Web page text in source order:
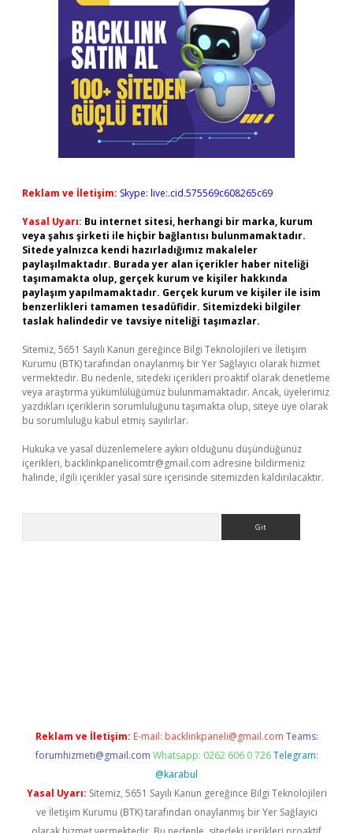
Reklam ve İletişim: Skype: live:.cid.575569c608265c69
Yasal Uyarı: Bu internet sitesi, herhangi bir marka, kurum
veya şahıs şirketi ile hiçbir bağlantısı bulunmamaktadır.
Sitede yalnızca kendi hazırladığımız makaleler
paylaşılmaktadır. Burada yer alan içerikler haber niteliği
taşımamakta olup, gerçek kurum ve kişiler hakkında
paylaşım yapılmamaktadır. Gerçek kurum ve kişiler ile isim
benzerlikleri tamamen tesadüfidir. Sitemizdeki bilgiler
taslak halindedir ve tavsiye niteliği taşımazlar.
Sitemiz, 5651 Sayılı Kanun gereğince Bilgi Teknolojileri ve İletişim
Kurumu (BTK) tarafından onaylanmış bir Yer Sağlayıcı olarak hizmet
vermektedir. Bu nedenle, sitedeki içerikleri proaktif olarak denetleme
veya araştırma yükümlülüğümüz bulunmamaktadır. Ancak, üyelerimiz
yazdıkları içeriklerin sorumluluğunu taşımakta olup, siteye üye olarak
bu sorumluluğu kabul etmiş sayılırlar.
Hukuka ve yasal düzenlemelere aykırı olduğunu düşündüğünüz
içerikleri, backlinkpanelicomtr@gmail.com adresine bildirmeniz
halinde, ilgili içerikler yasal süre içerisinde sitemizden kaldırılacaktır.
Reklam ve İletişim: E-mail: backlinkpaneli@gmail.com Teams:
forumhizmeti@gmail.com Whatsapp: 0262 606 0 726 Telegram:
@karabul
Yasal Uyarı: Sitemiz, 5651 Sayılı Kanun gereğince Bilgi Teknolojileri
ve İletişim Kurumu (BTK) tarafından onaylanmış bir Yer Sağlayıcı